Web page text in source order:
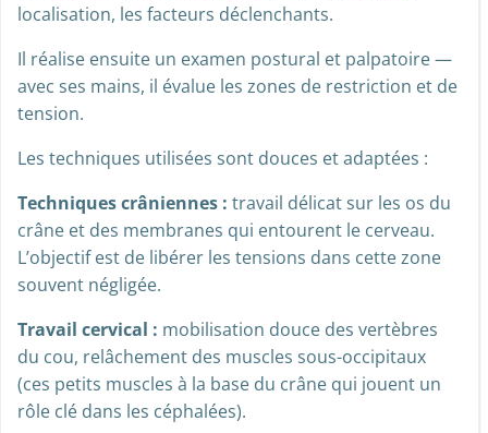
localisation, les facteurs déclenchants.
Il réalise ensuite un examen postural et palpatoire —
avec ses mains, il évalue les zones de restriction et de
tension.
Les techniques utilisées sont douces et adaptées :
Techniques crâniennes : travail délicat sur les os du
crâne et des membranes qui entourent le cerveau.
L’objectif est de libérer les tensions dans cette zone
souvent négligée.
Travail cervical : mobilisation douce des vertèbres
du cou, relâchement des muscles sous-occipitaux
(ces petits muscles à la base du crâne qui jouent un
rôle clé dans les céphalées).